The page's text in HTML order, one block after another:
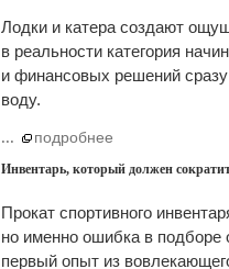
Лодки и катера создают
в реальности категория
и финансовых решений
воду.
... подробнее
Инвентарь, который должен
Прокат спортивного
но именно ошибка в подборе
первый опыт из